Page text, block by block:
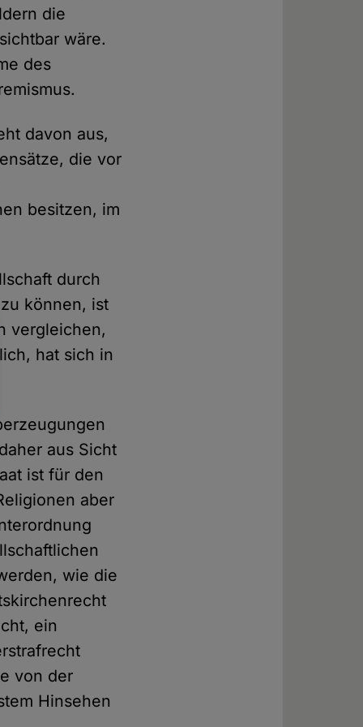
die
wäre.
des
davon aus,
die vor
besitzen, im
durch
können, ist
vergleichen,
hat sich in
aus Sicht
ist für den
aber
wie die
ein
von der
Hinsehen